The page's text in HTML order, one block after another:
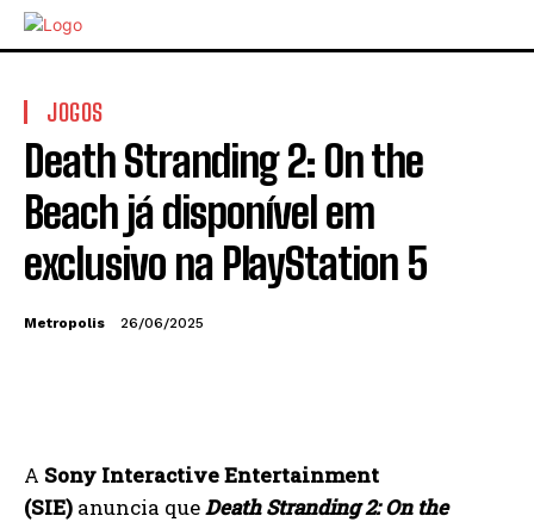
JOGOS
Death Stranding 2: On the
Beach já disponível em
exclusivo na PlayStation 5
Metropolis 26/06/2025
A Sony Interactive Entertainment
(SIE) anuncia queDeath Stranding 2: On the